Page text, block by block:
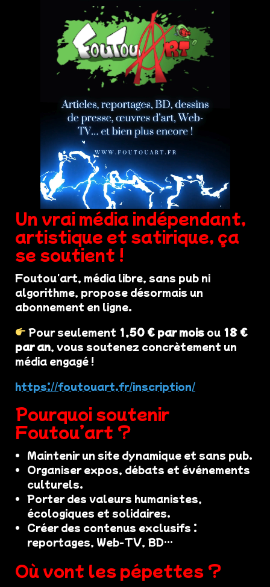
Un vrai média indépendant,
artistique et satirique, ça
se soutient !
Foutou'art, média libre, sans pub ni
algorithme, propose désormais un
abonnement en ligne.
Pour seulement 1,50 € par mois ou 18 €
par an, vous soutenez concrètement un
média engagé !
https://foutouart.fr/inscription/
Pourquoi soutenir
Foutou’art ?
Maintenir un site dynamique et sans pub.
Organiser expos, débats et événements
culturels.
Porter des valeurs humanistes,
écologiques et solidaires.
Créer des contenus exclusifs :
reportages, Web-TV, BD…
Où vont les pépettes ?